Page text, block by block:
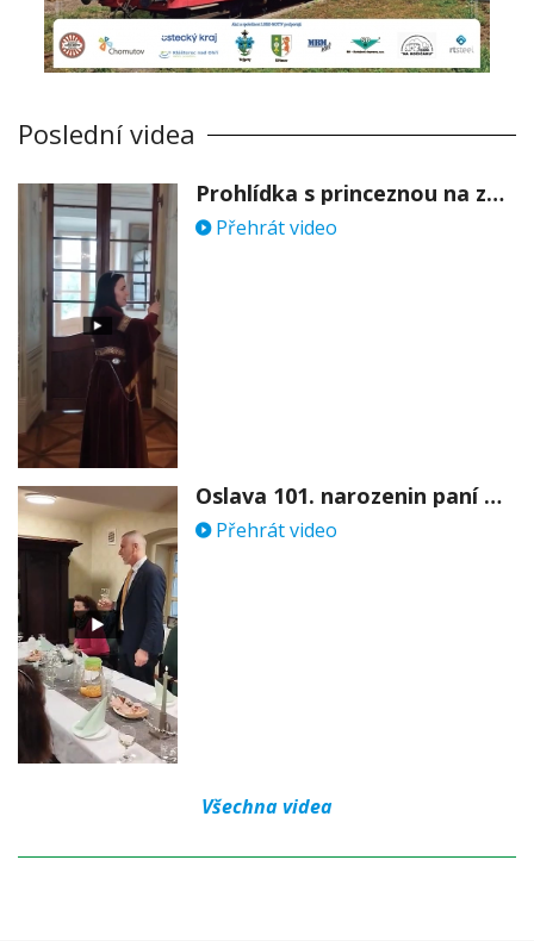
Poslední videa
Prohlídka s princeznou na zámku Stekník
Přehrát video
Oslava 101. narozenin paní Věry Skořepové
Přehrát video
Všechna videa